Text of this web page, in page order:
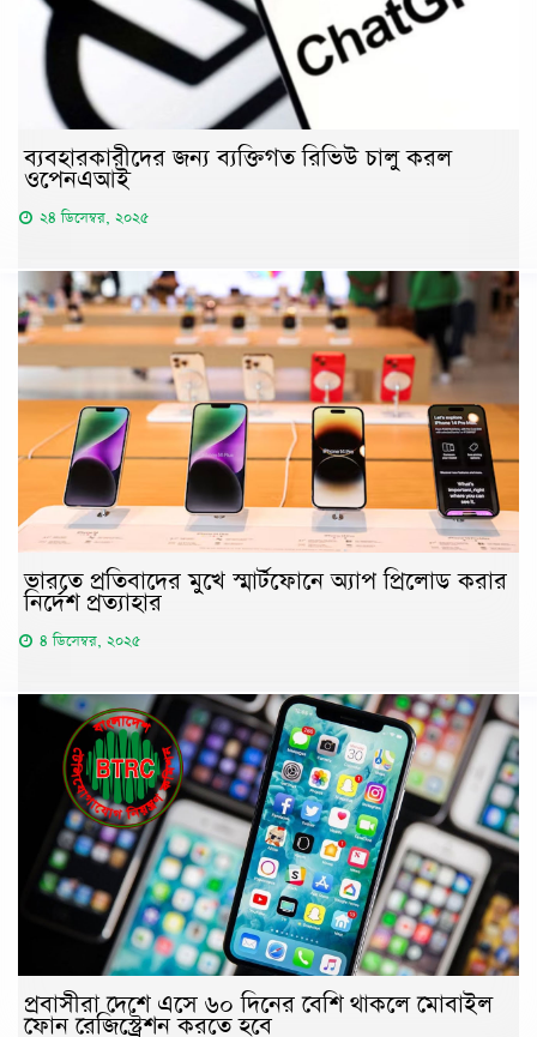
ব্যবহারকারীদের জন্য ব্যক্তিগত রিভিউ চালু করল
ওপেনএআই
২৪ ডিসেম্বর, ২০২৫
ভারতে প্রতিবাদের মুখে স্মার্টফোনে অ্যাপ প্রিলোড করার
নির্দেশ প্রত্যাহার
৪ ডিসেম্বর, ২০২৫
প্রবাসীরা দেশে এসে ৬০ দিনের বেশি থাকলে মোবাইল
ফোন রেজিস্ট্রেশন করতে হবে